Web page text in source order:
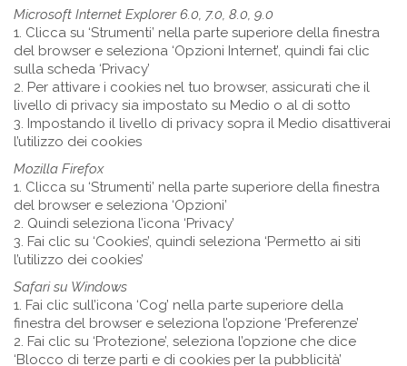
Microsoft Internet Explorer 6.0, 7.0, 8.0, 9.0
1. Clicca su ‘Strumenti’ nella parte superiore della finestra
del browser e seleziona ‘Opzioni Internet’, quindi fai clic
sulla scheda ‘Privacy’
2. Per attivare i cookies nel tuo browser, assicurati che il
livello di privacy sia impostato su Medio o al di sotto
3. Impostando il livello di privacy sopra il Medio disattiverai
l’utilizzo dei cookies
Mozilla Firefox
1. Clicca su ‘Strumenti’ nella parte superiore della finestra
del browser e seleziona ‘Opzioni’
2. Quindi seleziona l’icona ‘Privacy’
3. Fai clic su ‘Cookies’, quindi seleziona ‘Permetto ai siti
l’utilizzo dei cookies’
Safari su Windows
1. Fai clic sull’icona ‘Cog’ nella parte superiore della
finestra del browser e seleziona l’opzione ‘Preferenze’
2. Fai clic su ‘Protezione’, seleziona l’opzione che dice
‘Blocco di terze parti e di cookies per la pubblicità’